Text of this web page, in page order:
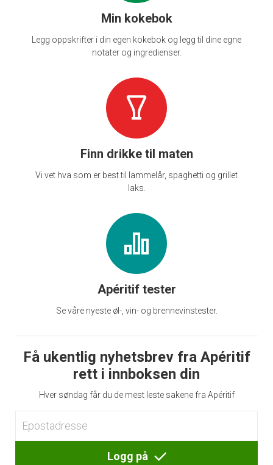
Min kokebok
Legg oppskrifter i din egen kokebok og legg til dine egne
notater og ingredienser.
Finn drikke til maten
Vi vet hva som er best til lammelår, spaghetti og grillet
laks.
Apéritif tester
Se våre nyeste øl-, vin- og brennevinstester.
Få ukentlig nyhetsbrev fra Apéritif
rett i innboksen din
Hver søndag får du de mest leste sakene fra Apéritif
Logg på